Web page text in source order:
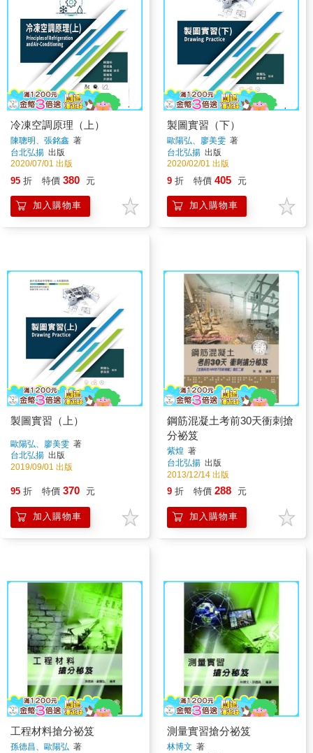
冷凍空調原理（上）
陳聰明、張銘鑫 著
台北弘揚 出版
2020/07/01 出版
95 折 特價 380 元
加入購物車
製圖實習（下）
歐陽弘、廖美雯 著
台北弘揚 出版
2020/02/01 出版
9 折 特價 405 元
加入購物車
製圖實習（上）
歐陽弘、廖美雯 著
台北弘揚 出版
2019/09/01 出版
95 折 特價 370 元
加入購物車
鋼筋混凝土考前30天衝刺搶
分祕笈
紫煌 著
台北弘揚 出版
2013/12/14 出版
9 折 特價 288 元
加入購物車
工程材料搶分祕笈
孫德昌、歐陽弘 著
測量實習搶分祕笈
林博文 著